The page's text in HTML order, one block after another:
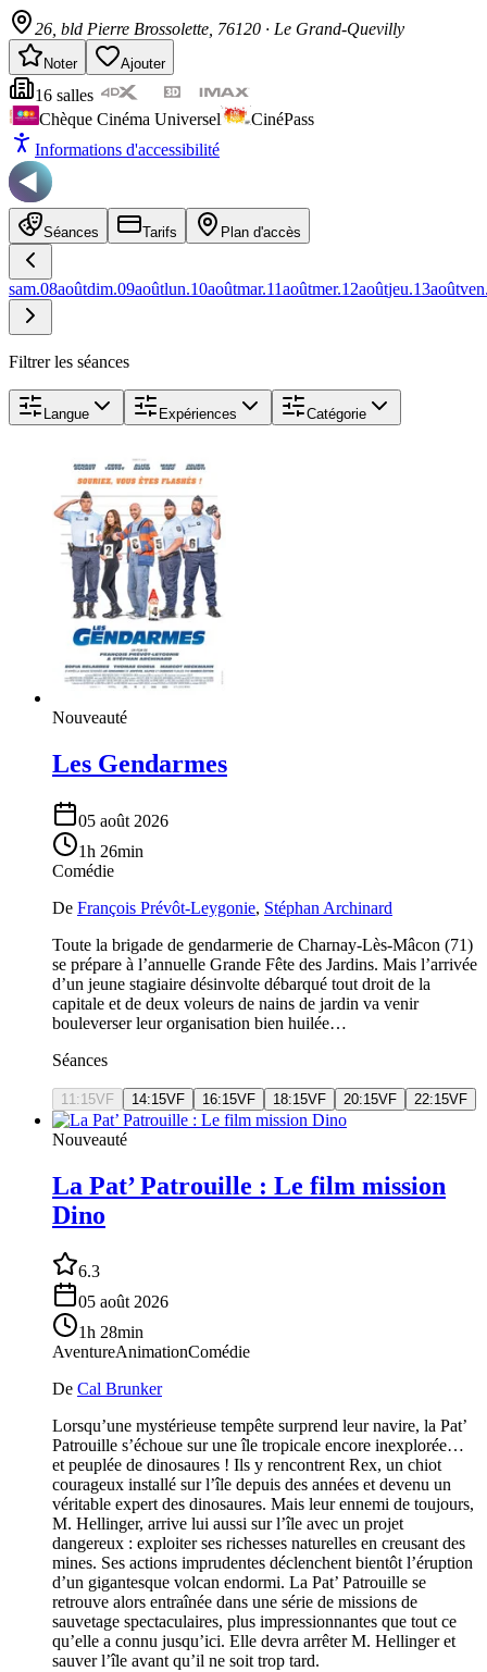
26, bld Pierre Brossolette , 76120 · Le Grand-Quevilly
Noter Ajouter
16 salles
Chèque Cinéma Universel
CinéPass
Informations d'accessibilité
Séances Tarifs Plan d'accès
sam.08aoûtdim.09aoûtlun.10aoûtmar.11aoûtmer.12aoûtjeu.13août
Filtrer les séances
Langue Expériences Catégorie
Nouveauté
Les Gendarmes
05 août 2026
1h 26min
Comédie
De François Prévôt-Leygonie, Stéphan Archinard
Toute la brigade de gendarmerie de Charnay-Lès-Mâcon (71)
se prépare à l’annuelle Grande Fête des Jardins. Mais l’arrivée
d’un jeune stagiaire désinvolte débarqué tout droit de la
capitale et de deux voleurs de nains de jardin va venir
bouleverser leur organisation bien huilée…
Séances
11:15VF 14:15VF 16:15VF 18:15VF 20:15VF 22:15VF
Nouveauté
La Pat’ Patrouille : Le film mission
Dino
6.3
05 août 2026
1h 28min
AventureAnimationComédie
De Cal Brunker
Lorsqu’une mystérieuse tempête surprend leur navire, la Pat’
Patrouille s’échoue sur une île tropicale encore inexplorée…
et peuplée de dinosaures ! Ils y rencontrent Rex, un chiot
courageux installé sur l’île depuis des années et devenu un
véritable expert des dinosaures. Mais leur ennemi de toujours,
M. Hellinger, arrive lui aussi sur l’île avec un projet
dangereux : exploiter ses richesses naturelles en creusant des
mines. Ses actions imprudentes déclenchent bientôt l’éruption
d’un gigantesque volcan endormi. La Pat’ Patrouille se
retrouve alors entraînée dans une série de missions de
sauvetage spectaculaires, plus impressionnantes que tout ce
qu’elle a connu jusqu’ici. Elle devra arrêter M. Hellinger et
sauver l’île avant qu’il ne soit trop tard.